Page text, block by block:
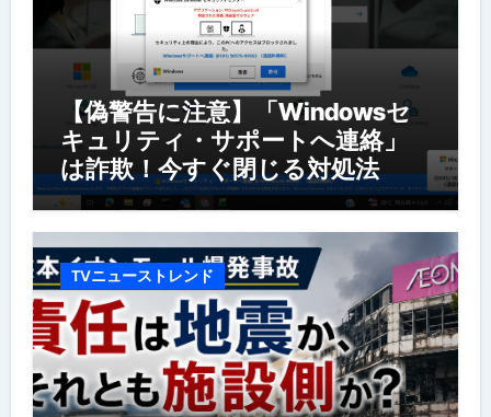
【偽警告に注意】「Windowsセ
キュリティ・サポートへ連絡」
は詐欺！今すぐ閉じる対処法
TVニューストレンド